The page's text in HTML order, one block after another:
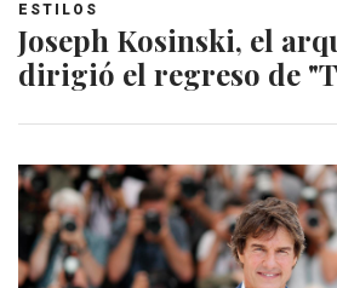
ESTILOS
Joseph Kosinski, el
dirigió el regreso de